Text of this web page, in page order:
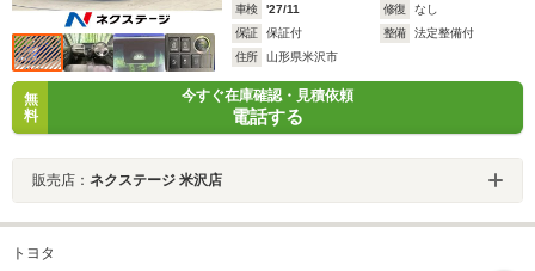
車検
'27/11 修復
なし
保証
保証付 整備
法定整備付
住所
山形県米沢市
無
料
今すぐ在庫確認・見積依頼
電話する
販売店： ネクステージ 米沢店
トヨタ